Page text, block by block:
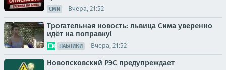
СМИ Вчера, 21:52
Трогательная новость: львица Сима уверенно
идёт на поправку!
ПАБЛИКИ Вчера, 21:52
Новопсковский РЭС предупреждает